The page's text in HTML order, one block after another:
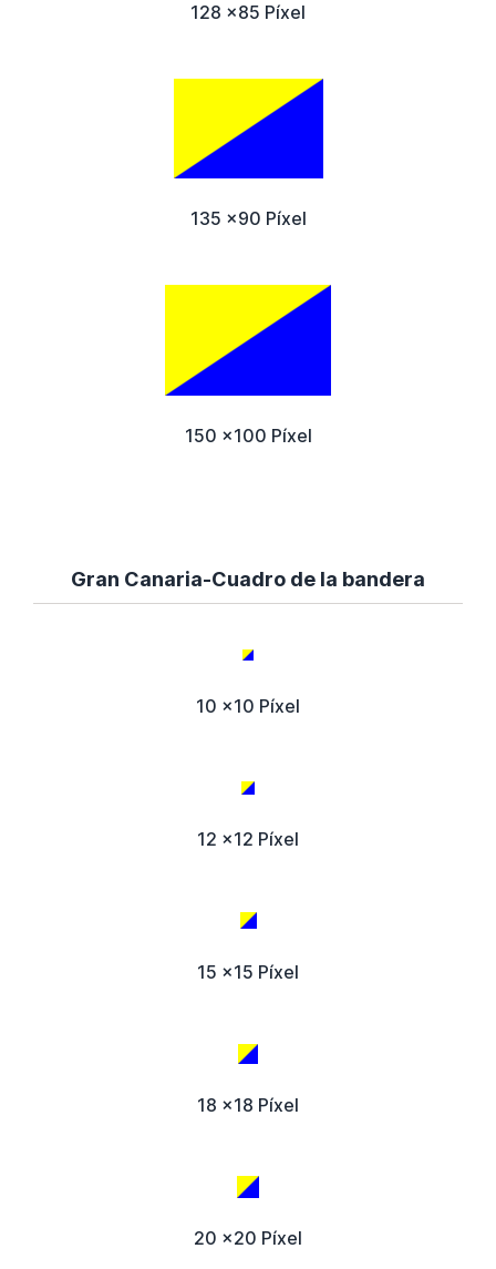
128 x85 Píxel
135 x90 Píxel
150 x100 Píxel
Gran Canaria-Cuadro de la bandera
10 x10 Píxel
12 x12 Píxel
15 x15 Píxel
18 x18 Píxel
20 x20 Píxel